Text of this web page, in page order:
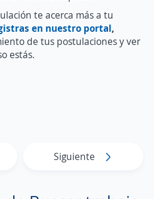
te acerca más a tu
en nuestro portal,
de tus postulaciones y ver
estás.
Siguiente